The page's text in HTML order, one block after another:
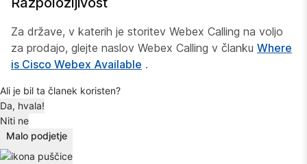
Za države, v katerih je storitev Webex Calling na voljo
za prodajo, glejte naslov Webex Calling v članku Where
is Cisco Webex Available .
Ali je bil ta članek koristen?
Da, hvala!
Niti ne
Malo podjetje